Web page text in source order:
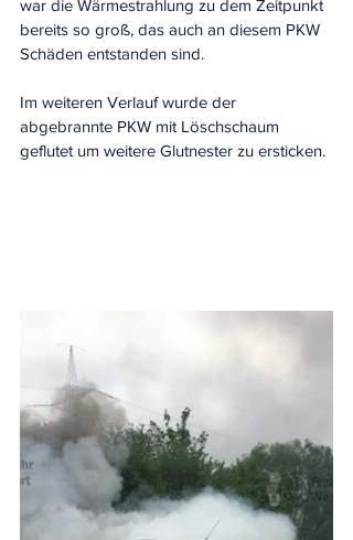
war die Wärmestrahlung zu dem Zeitpunkt
bereits so groß, das auch an diesem PKW
Schäden entstanden sind.
Im weiteren Verlauf wurde der
abgebrannte PKW mit Löschschaum
geflutet um weitere Glutnester zu ersticken.